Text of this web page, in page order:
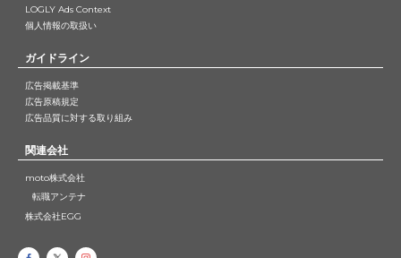
LOGLY Ads Context
個人情報の取扱い
ガイドライン
広告掲載基準
広告原稿規定
広告品質に対する取り組み
関連会社
moto株式会社
転職アンテナ
株式会社EGG